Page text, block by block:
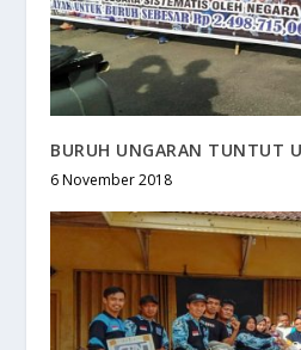
BURUH UNGARAN TUNTUT
6 November 2018